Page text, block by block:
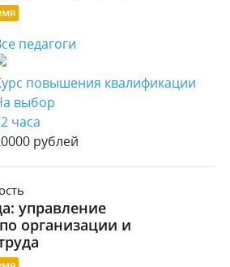
педагоги
повышения квалификации
выбор
часа
рублей
управление
организации и